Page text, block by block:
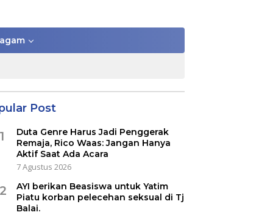
Post
Duta Genre Harus Jadi Penggerak
Remaja, Rico Waas: Jangan Hanya
Aktif Saat Ada Acara
7 Agustus 2026
AYI berikan Beasiswa untuk Yatim
Piatu korban pelecehan seksual di Tj
Balai.